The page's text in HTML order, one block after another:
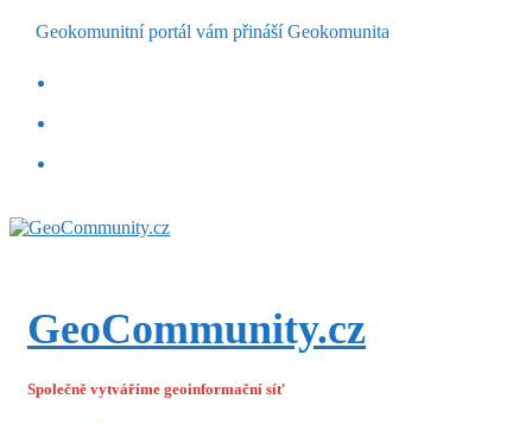
Geokomunitní portál vám přináší Geokomunita
GeoCommunity.cz
Společně vytváříme geoinformační síť